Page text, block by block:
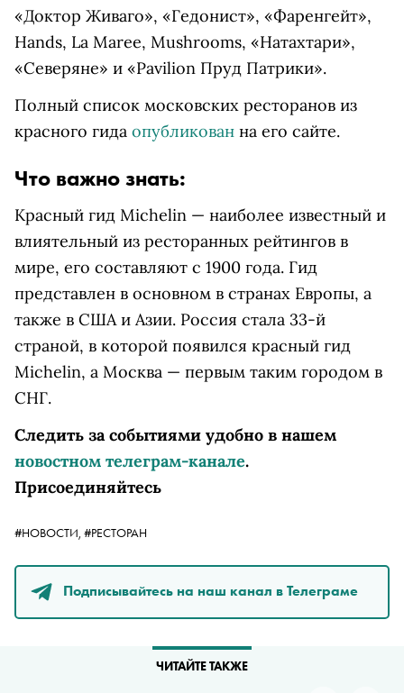
«Доктор Живаго», «Гедонист», «Фаренгейт»,
Hands, La Maree, Mushrooms, «Натахтари»,
«Северяне» и «Pavilion Пруд Патрики».
Полный список московских ресторанов из
красного гида опубликован на его сайте.
Что важно знать:
Красный гид Michelin — наиболее известный и
влиятельный из ресторанных рейтингов в
мире, его составляют с 1900 года. Гид
представлен в основном в странах Европы, а
также в США и Азии. Россия стала 33-й
страной, в которой появился красный гид
Michelin, а Москва — первым таким городом в
СНГ.
Следить за событиями удобно в нашем
новостном телеграм-канале.
Присоединяйтесь
#НОВОСТИ, #РЕСТОРАН
Подписывайтесь на наш канал в Телеграме
ЧИТАЙТЕ ТАКЖЕ